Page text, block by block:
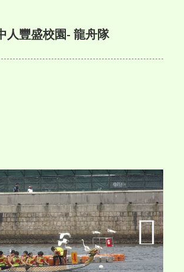
人豐盛校園- 龍舟隊